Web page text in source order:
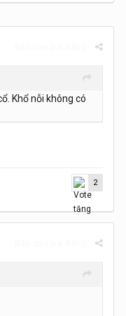
Khổ nỗi không có
2